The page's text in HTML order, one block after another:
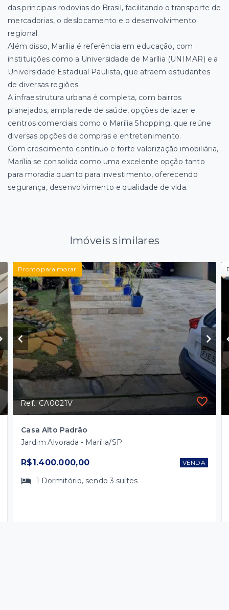
das principais rodovias do Brasil, facilitando o transporte de
mercadorias, o deslocamento e o desenvolvimento
regional.
Além disso, Marília é referência em educação, com
instituições como a Universidade de Marília (UNIMAR) e a
Universidade Estadual Paulista, que atraem estudantes
de diversas regiões.
A infraestrutura urbana é completa, com bairros
planejados, ampla rede de saúde, opções de lazer e
centros comerciais como o Marília Shopping, que reúne
diversas opções de compras e entretenimento.
Com crescimento contínuo e forte valorização imobiliária,
Marília se consolida como uma excelente opção tanto
para moradia quanto para investimento, oferecendo
segurança, desenvolvimento e qualidade de vida.
Imóveis similares
Pronto para morar
Ref.: CA0021V
Casa Alto Padrão
Jardim Alvorada - Marília/SP
R$1.400.000,00 VENDA
1 Dormitório, sendo 3 suítes